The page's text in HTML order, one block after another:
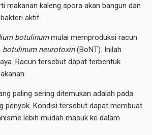
makanan kaleng spora akan bangun dan
aktif.
botulinummulai memproduksi racun
botulinum neurotoxin(BoNT). Inilah
Racun tersebut dapat terbentuk
paling sering ditemukan adalah pada
penyok. Kondisi tersebut dapat membuat
lebih mudah masuk ke dalam